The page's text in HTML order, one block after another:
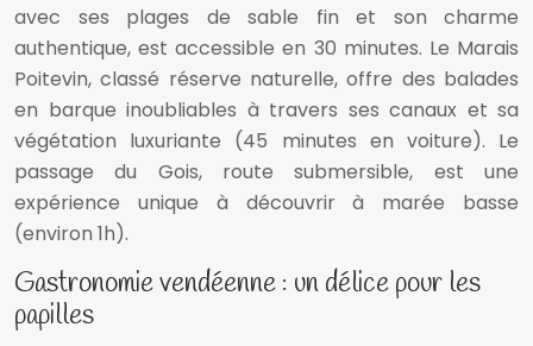
avec ses plages de sable fin et son charme
authentique, est accessible en 30 minutes. Le Marais
Poitevin, classé réserve naturelle, offre des balades
en barque inoubliables à travers ses canaux et sa
végétation luxuriante (45 minutes en voiture). Le
passage du Gois, route submersible, est une
expérience unique à découvrir à marée basse
(environ 1h).
Gastronomie vendéenne : un délice pour les
papilles